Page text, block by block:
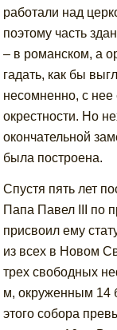
работали над
поэтому часть
– в романском, а
гадать, как бы
несомненно, с
окрестности. Но
окончательной
была построена.
Спустя пять лет
Папа Павел III по
присвоил ему
из всех в Новом
трех свободных
м, окруженным
этого собора